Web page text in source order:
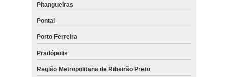
Pitangueiras
Pontal
Porto Ferreira
Pradópolis
Região Metropolitana de Ribeirão Preto